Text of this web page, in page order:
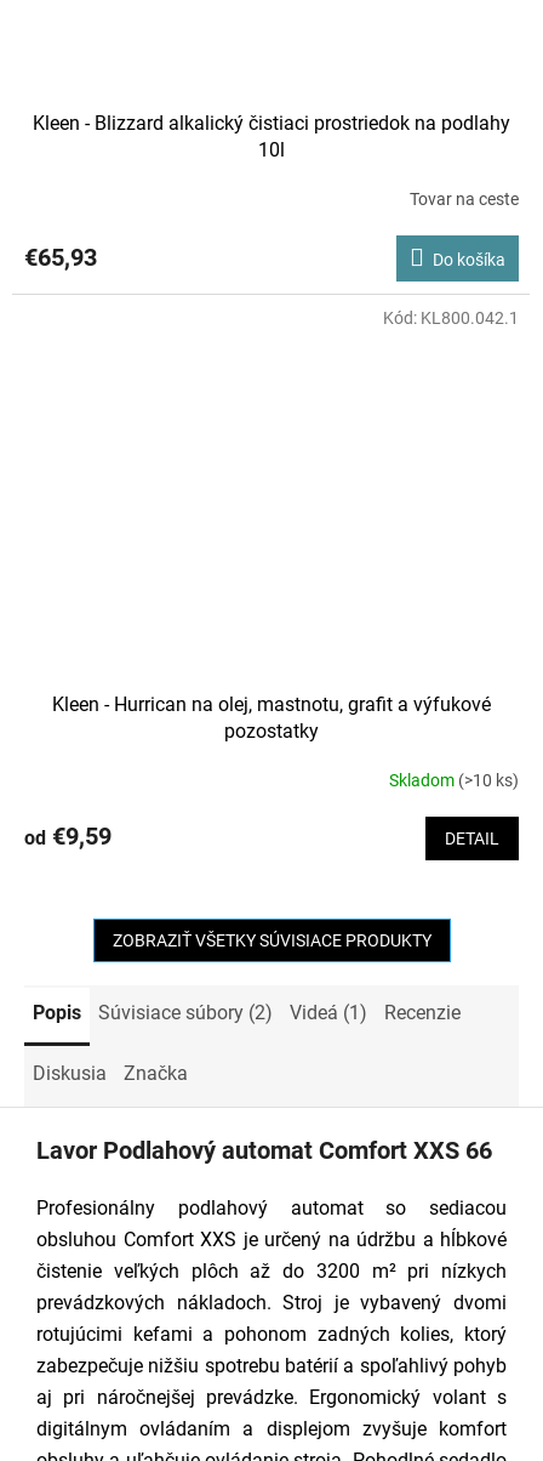
Kleen - Blizzard alkalický čistiaci prostriedok na podlahy
10l
Tovar na ceste
€65,93 Do košíka
Kleen - Hurrican na olej, mastnotu, grafit a výfukové
pozostatky
produktu
Skladom (>10 ks)
od €9,59 DETAIL
Kód: KL800.042.1
ZOBRAZIŤ VŠETKY SÚVISIACE PRODUKTY
Popis Súvisiace súbory (2) Videá (1) Recenzie
Diskusia Značka
Lavor Podlahový automat Comfort XXS 66
Profesionálny podlahový automat so sediacou
obsluhou Comfort XXS je určený na údržbu a hĺbkové
čistenie veľkých plôch až do 3200 m² pri nízkych
prevádzkových nákladoch. Stroj je vybavený dvomi
rotujúcimi kefami a pohonom zadných kolies, ktorý
zabezpečuje nižšiu spotrebu batérií a spoľahlivý pohyb
aj pri náročnejšej prevádzke. Ergonomický volant s
digitálnym ovládaním a displejom zvyšuje komfort